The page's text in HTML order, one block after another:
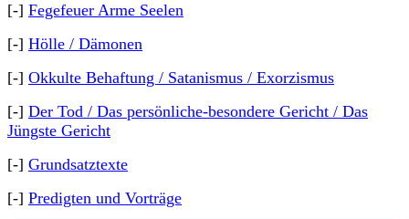
[-] Fegefeuer Arme Seelen
[-] Hölle / Dämonen
[-] Okkulte Behaftung / Satanismus / Exorzismus
[-] Der Tod / Das persönliche-besondere Gericht / Das
Jüngste Gericht
[-] Grundsatztexte
[-] Predigten und Vorträge